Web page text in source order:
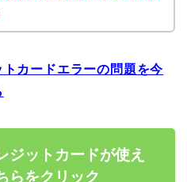
カードエラーの問題を今
ジットカードが使え
らをクリック